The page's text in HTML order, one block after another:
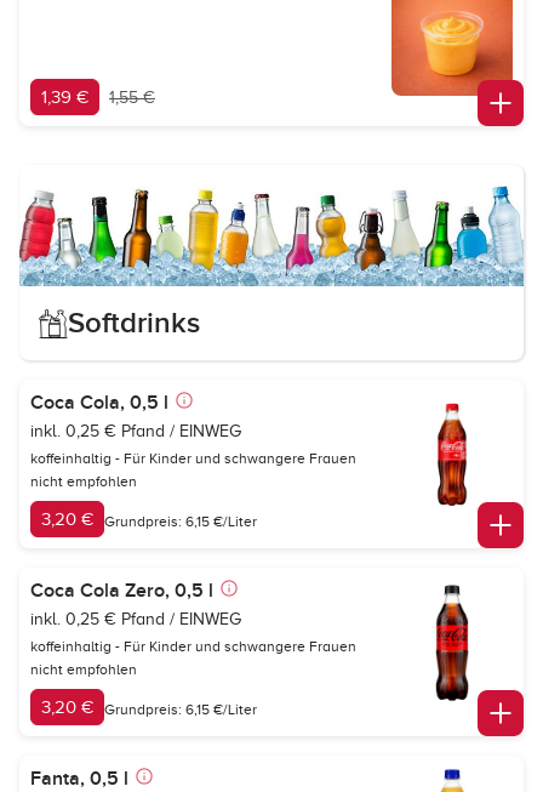
1,39 € 1,55 €
Softdrinks
Coca Cola, 0,5 l
inkl. 0,25 € Pfand / EINWEG
koffeinhaltig - Für Kinder und schwangere Frauen
nicht empfohlen
3,20 € Grundpreis: 6,15 €/Liter
Coca Cola Zero, 0,5 l
inkl. 0,25 € Pfand / EINWEG
koffeinhaltig - Für Kinder und schwangere Frauen
nicht empfohlen
3,20 € Grundpreis: 6,15 €/Liter
Fanta, 0,5 l